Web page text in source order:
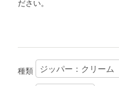
ださい。
種類